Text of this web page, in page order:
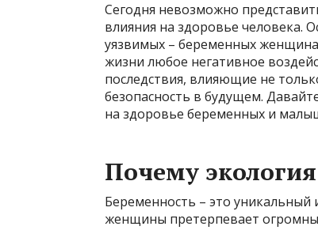
Сегодня невозможно
влияния на здоровье человека.
уязвимых – беременных
жизни любое негативное
последствия, влияющие не
безопасность в будущем.
на здоровье беременных и
Почему
Беременность – это
женщины претерпевает